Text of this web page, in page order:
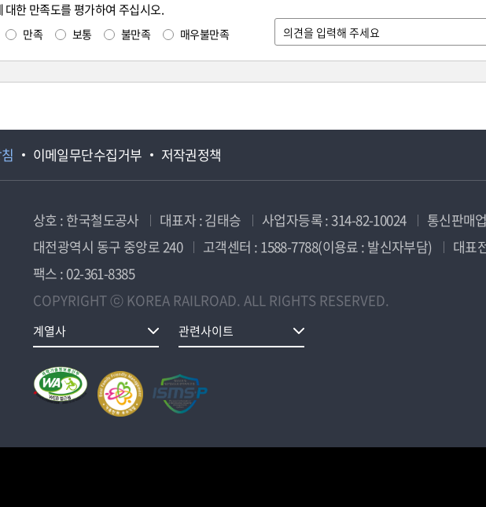
대한 만족도를 평가하여 주십시오.
만족 보통 불만족 매우불만족
이메일무단수집거부 저작권정책
상호 : 한국철도공사 대표자 : 김태승 사업자등록 : 314-82-10024
통신판매
대전광역시 동구 중앙로 240
고객센터 : 1588-7788(이용료 : 발신자부담)
대표
팩스 : 02-361-8385
COPYRIGHT ⓒ KOREA RAILROAD. ALL RIGHTS RESERVED.
계열사 관련사이트